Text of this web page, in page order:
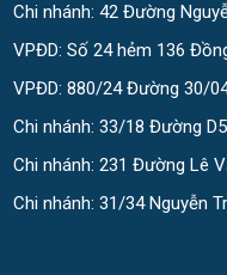
Chi nhánh: 42 Đường
VPĐD: Số 24 hẻm 136
VPĐD: 880/24 Đường 30/
Chi nhánh: 33/18 Đường
Chi nhánh: 231 Đường Lê
Chi nhánh: 31/34 Nguyễn